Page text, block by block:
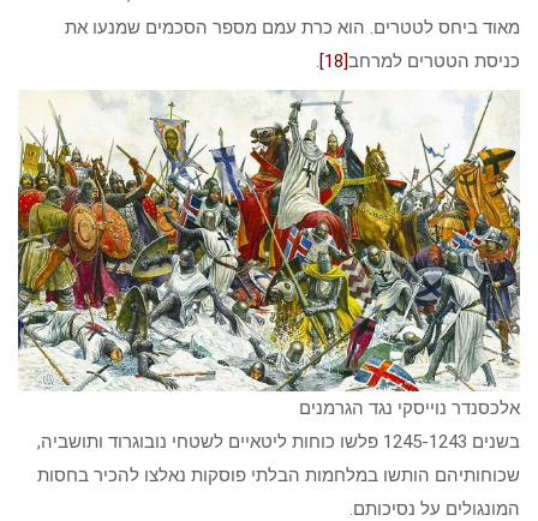
מאוד ביחס לטטרים. הוא כרת עמם מספר הסכמים שמנעו את
כניסת הטטרים למרחב[18]
.
אלכסנדר נוייסקי נגד הגרמנים
בשנים 1245-1243 פלשו כוחות ליטאיים לשטחי נובוגרוד ותושביה,
שכוחותיהם הותשו במלחמות הבלתי פוסקות נאלצו להכיר בחסות
המונגולים על נסיכותם.